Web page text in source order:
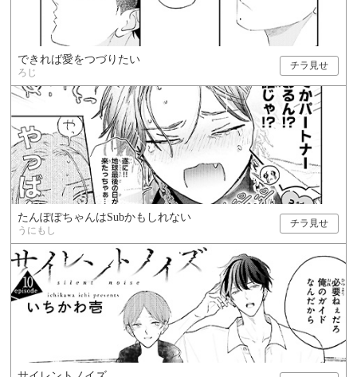
できれば愛をつづりたい
ろじ
チラ見せ
たんぽぽちゃんはSubかもしれない
うにもし
チラ見せ